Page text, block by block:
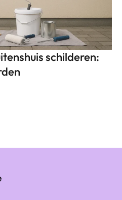
schilderen: